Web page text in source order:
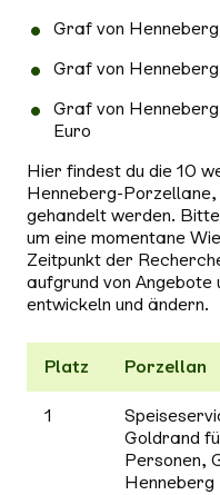
Graf von
Graf von
Graf von
Euro
Hier findest du die 10
Henneberg-
gehandelt werden.
um eine momentane
Zeitpunkt der
aufgrund von
entwickeln und ändern.
Platz Porzellan
1
Goldrand
Personen,
Henneberg